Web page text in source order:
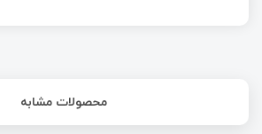
محصولات مشابه